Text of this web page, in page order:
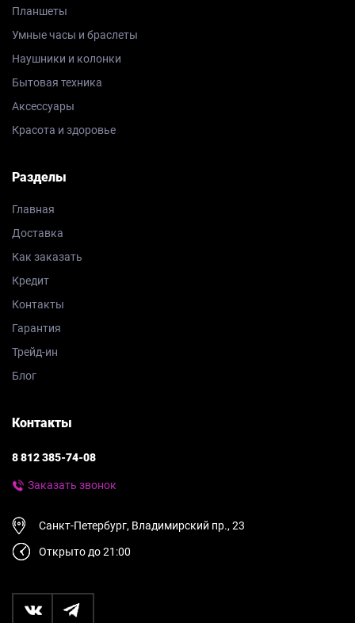
Планшеты
Умные часы и браслеты
Наушники и колонки
Бытовая техника
Аксессуары
Красота и здоровье
Разделы
Главная
Доставка
Как заказать
Кредит
Контакты
Гарантия
Трейд-ин
Блог
Контакты
8 812 385-74-08
Заказать звонок
Санкт-Петербург, Владимирский пр., 23
Открыто до 21:00